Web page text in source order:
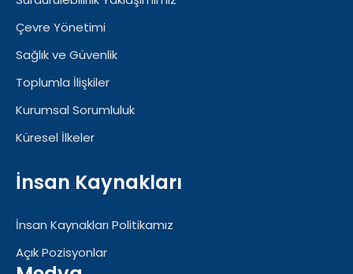
Çevre Yönetimi
Sağlık ve Güvenlik
Toplumla İlişkiler
Kurumsal Sorumluluk
Küresel İlkeler
İnsan Kaynakları
İnsan Kaynakları Politikamız
Açık Pozisyonlar